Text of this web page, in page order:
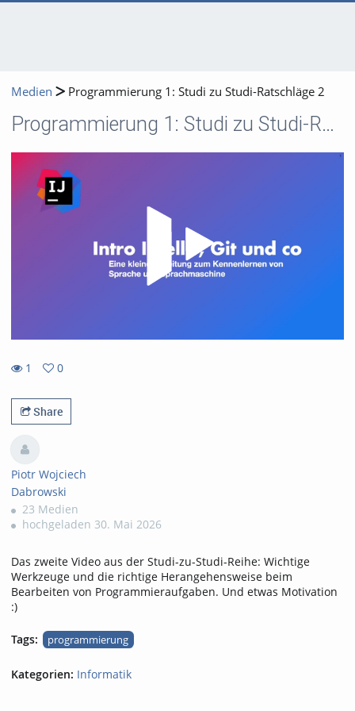
Medien Programmierung 1: Studi zu Studi-Ratschläge 2
Programmierung 1: Studi zu Studi-Ratschläge 2
1
views
0
favorites
Share
Piotr Wojciech
Dabrowski
23 Medien
hochgeladen 30. Mai 2026
Das zweite Video aus der Studi-zu-Studi-Reihe: Wichtige
Werkzeuge und die richtige Herangehensweise beim
Bearbeiten von Programmieraufgaben. Und etwas Motivation
:)
Tags: programmierung
Kategorien: Informatik